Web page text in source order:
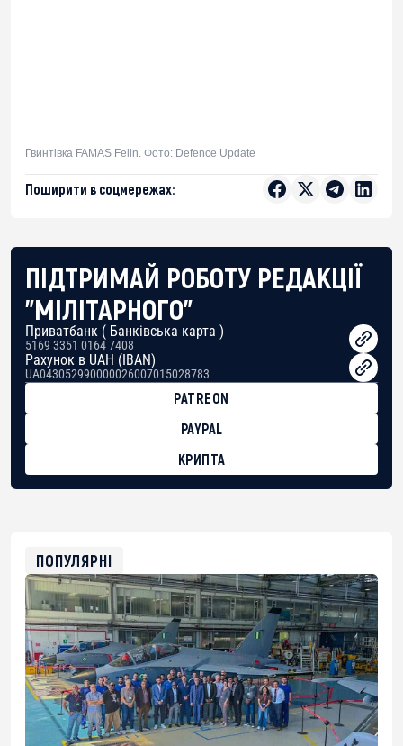
Гвинтівка FAMAS Felin. Фото: Defence Update
Поширити в соцмережах:
ПІДТРИМАЙ РОБОТУ РЕДАКЦІЇ
"МІЛІТАРНОГО"
Приватбанк ( Банківська карта )
5169 3351 0164 7408
Рахунок в UAH (IBAN)
UA043052990000026007015028783
PATREON
PAYPAL
КРИПТА
0xfD02863D3289416fcF50975c9DFda13623f97758
ПОПУЛЯРНІ